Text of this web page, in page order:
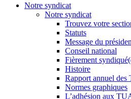
Notre syndicat
Notre syndicat
Trouvez votre
Statuts
Message du
Conseil national
Fièrement
Histoire
Rapport annuel des
Normes graphiques
L’adhésion aux